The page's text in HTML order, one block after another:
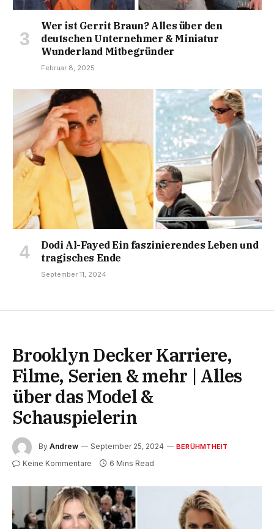
Wer ist Gerrit Braun? Alles über den
deutschen Unternehmer & Miniatur
Wunderland Mitbegründer
Februar 8, 2025
Dodi Al-Fayed Ein faszinierendes Leben und
tragisches Ende
September 11, 2024
Brooklyn Decker Karriere,
Filme, Serien & mehr | Alles
über das Model &
Schauspielerin
By Andrew September 25, 2024 BERÜHMTHEIT
Keine Kommentare 6 Mins Read